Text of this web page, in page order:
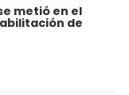
metió en el
de